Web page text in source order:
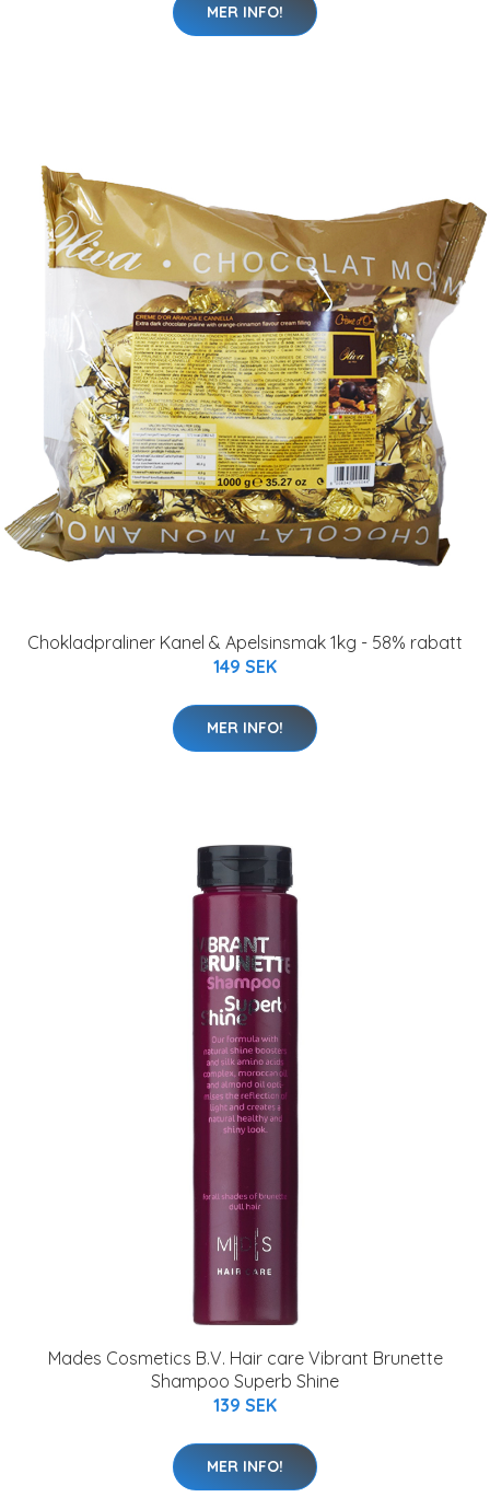
MER INFO!
Chokladpraliner Kanel & Apelsinsmak 1kg - 58% rabatt
149 SEK
MER INFO!
Mades Cosmetics B.V. Hair care Vibrant Brunette
Shampoo Superb Shine
139 SEK
MER INFO!